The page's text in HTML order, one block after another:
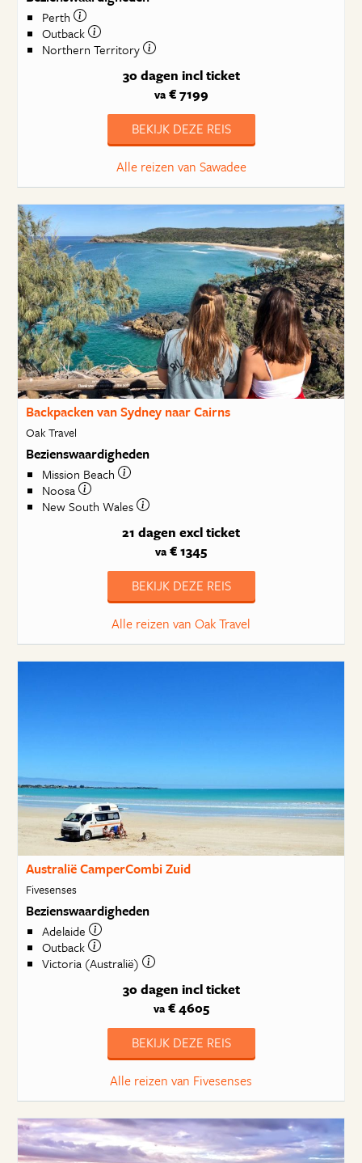
Perth
Outback
Northern Territory
30 dagen incl ticket
va€ 7199
BEKIJK DEZE REIS
Alle reizen van Sawadee
Backpacken van Sydney naar Cairns
Oak Travel
Bezienswaardigheden
Mission Beach
Noosa
New South Wales
21 dagen excl ticket
va € 1345
BEKIJK DEZE REIS
Alle reizen van Oak Travel
Australië CamperCombi Zuid
Fivesenses
Bezienswaardigheden
Adelaide
Outback
Victoria (Australië)
30 dagen incl ticket
va€ 4605
BEKIJK DEZE REIS
Alle reizen van Fivesenses